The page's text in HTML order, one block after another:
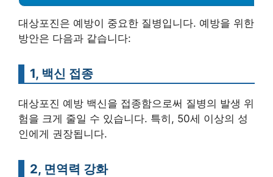
대상포진은 예방이 중요한 질병입니다. 예방을 위한
방안은 다음과 같습니다:
1, 백신 접종
대상포진 예방 백신을 접종함으로써 질병의 발생 위
험을 크게 줄일 수 있습니다. 특히, 50세 이상의 성
인에게 권장됩니다.
2, 면역력 강화